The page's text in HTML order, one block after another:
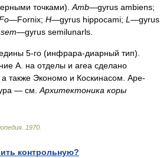
точками).Amb—gyrus ambiens;
—Fornix; H—gyrus hippocami; L—gyrus
sem—gyrus semilunarls.
5-го (инфрара-диарный тип).
А. на отделы и area сделано
также Экономо и Коскинасом. Аре-
— см.Архитектоника коры
1970
контрольную?